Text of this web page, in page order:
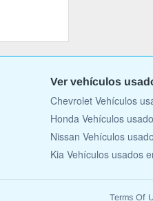
Ver vehículos
Chevrolet Vehículos
Honda Vehículos
Nissan Vehículos
Kia Vehículos usados
Terms Of